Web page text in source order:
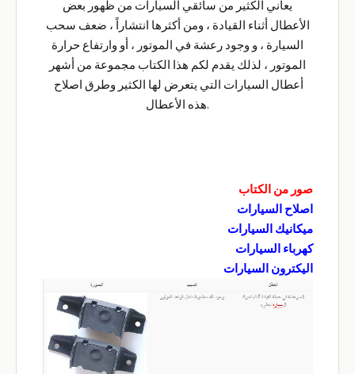
يعاني الكثير من سائقي السيارات من ظهور بعض
الأعطال أثناء القيادة ، ومن أكثرها انتشاراً ، ضعف سحب
السيارة ، و وجود رعشة في الموتور ، أو وارتفاع حرارة
الموتور ، لذلك يقدم لكم هذا الكتاب مجموعة من أشهر
أعطال السيارات التي يتعرض لها الكثير وطرق اصلاح
هذه الأعطال.
صور من الكتاب
اصلاح السيارات
ميكانيك السيارات
كهرباء السيارات
اليكترون السيارات